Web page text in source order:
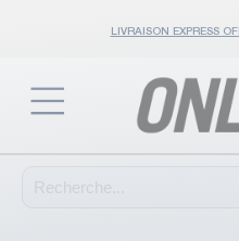
LIVRAISON EXPRESS